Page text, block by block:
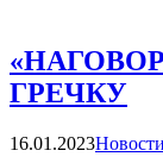
ГРЕЧКУ
16.01.2023